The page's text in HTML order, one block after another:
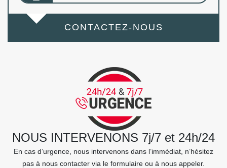
CONTACTEZ-NOUS
NOUS INTERVENONS 7j/7 et 24h/24
En cas d’urgence, nous intervenons dans l’immédiat, n’hésitez
pas à nous contacter via le formulaire ou à nous appeler.